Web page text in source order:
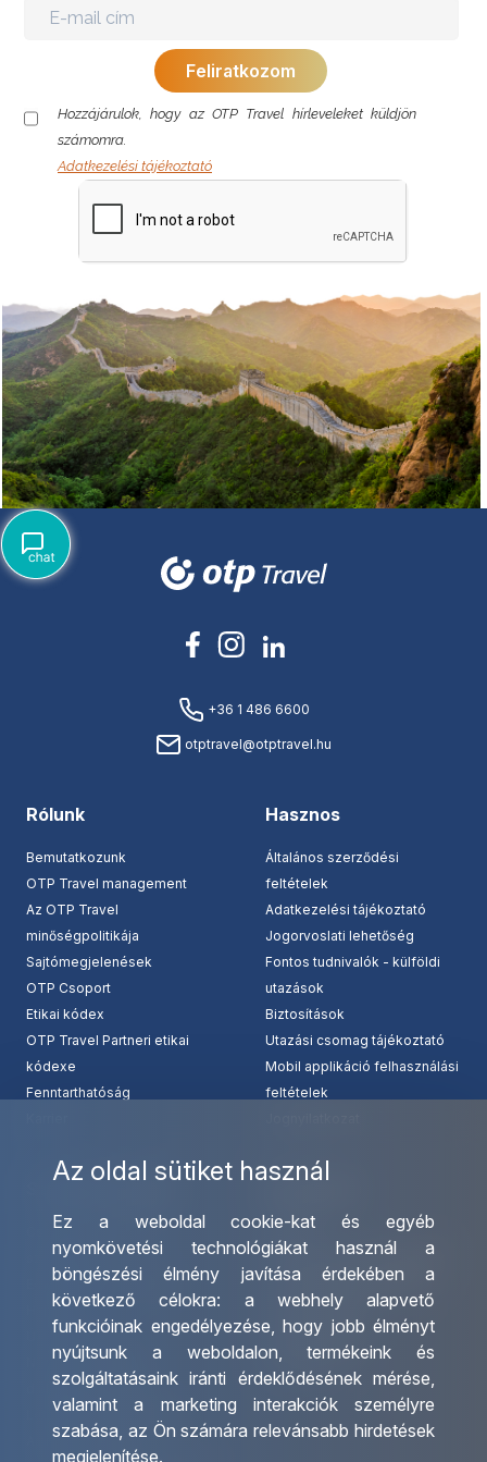
Az oldal sütiket használ
Ez a weboldal cookie-kat és egyéb
nyomkövetési technológiákat használ a
böngészési élmény javítása érdekében a
következő célokra: a webhely alapvető
funkcióinak engedélyezése, hogy jobb élményt
nyújtsunk a weboldalon,termékeink és
szolgáltatásaink iránti érdeklődésének mérése,
valamint a marketing interakciók személyre
szabása, az Ön számára relevánsabb hirdetések
megjelenítése.
Hozzájárulok, hogy az OTP Travel hírleveleket küldjön
számomra.
Adatkezelési tájékoztató
+36 1 486 6600
otptravel@otptravel.hu
Rólunk
Bemutatkozunk
OTP Travel management
Az OTP Travel
minőségpolitikája
Sajtómegjelenések
OTP Csoport
Etikai kódex
OTP Travel Partneri etikai
kódexe
Fenntarthatóság
Hasznos
Általános szerződési
feltételek
Adatkezelési tájékoztató
Jogorvoslati lehetőség
Fontos tudnivalók - külföldi
utazások
Biztosítások
Utazási csomag tájékoztató
Mobil applikáció felhasználási
feltételek
Csoportos utazások
szervezése
Egyéni utak szervezése
Hajóutak
Üzleti utaztatás
Nemzetközi tanár és
diákigazolványok
Letölthető katalógusunk
Ajándékutalvány
Irodáink
Utazásszervező partnereink
Viszonteladó Partnereink
Partnereinknek
Utazási kérdőív
Impresszum